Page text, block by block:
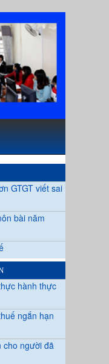
GTGT viết sai
bài năm
hành thực
ngắn hạn
cho người đã